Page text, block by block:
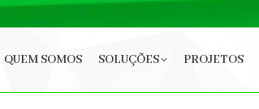
QUEM SOMOS SOLUÇÕES PROJETOS